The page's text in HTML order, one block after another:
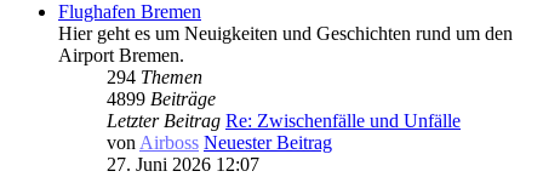
Flughafen Bremen
Hier geht es um Neuigkeiten und Geschichten rund um den
Airport Bremen.
294 Themen
4899 Beiträge
Letzter Beitrag Re: Zwischenfälle und Unfälle
von Airboss Neuester Beitrag
27. Juni 2026 12:07